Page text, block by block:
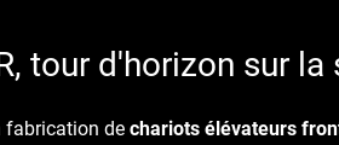
tour d'horizon sur la
fabrication de chariots élévateurs